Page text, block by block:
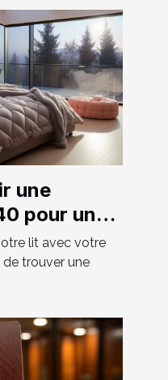
une
pour un
lit avec votre
de trouver une